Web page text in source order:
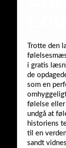
Trotte den
i gratis
de
som en
følelse
undgå at
historiens
til en
sandt